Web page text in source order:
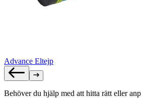
Advance Eltejp
Behöver du hjälp med att hitta rätt eller